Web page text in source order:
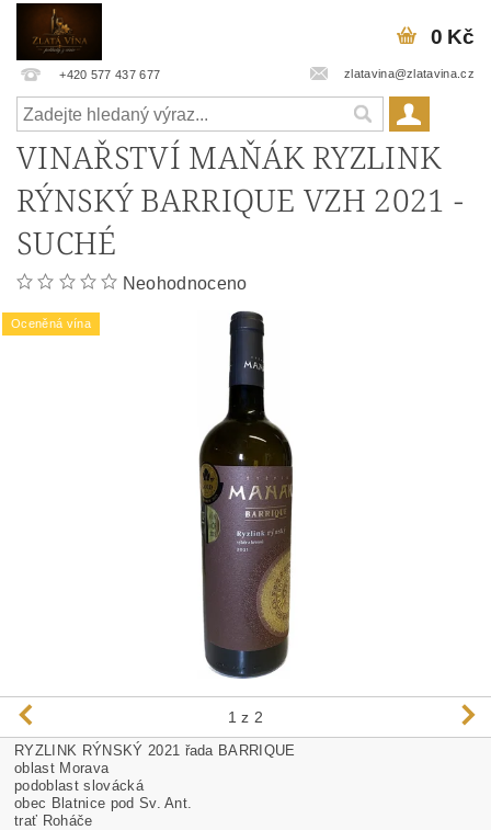
+420 577 437 677 zlatavina@zlatavina.cz
0 Kč
VINAŘSTVÍ MAŇÁK RYZLINK
RÝNSKÝ BARRIQUE VZH 2021 -
SUCHÉ
Neohodnoceno
Oceněná vína
1 z 2
RYZLINK RÝNSKÝ 2021 řada BARRIQUE
oblast Morava
podoblast slovácká
obec Blatnice pod Sv. Ant.
trať Roháče